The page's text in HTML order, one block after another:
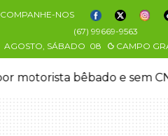
NOS
(67) 99669-9563
AGOSTO, SÁBADO 08 CAMPO
motorista bêbado e sem